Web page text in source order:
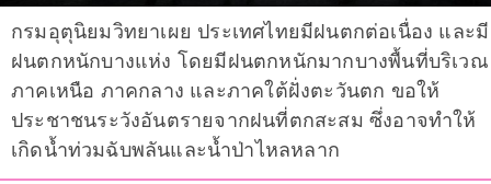
กรมอุตุนิยมวิทยาเผย ประเทศไทยมีฝนตกต่อเนื่อง และมี
ฝนตกหนักบางแห่ง โดยมีฝนตกหนักมากบางพื้นที่บริเวณ
ภาคเหนือ ภาคกลาง และภาคใต้ฝั่งตะวันตก ขอให้
ประชาชนระวังอันตรายจากฝนที่ตกสะสม ซึ่งอาจทำให้
เกิดน้ำท่วมฉับพลันและน้ำป่าไหลหลาก